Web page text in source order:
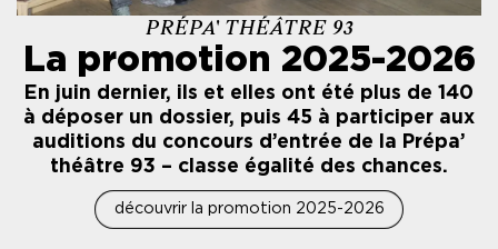
PRÉPA' THÉÂTRE 93
La promotion 2025-2026
En juin dernier, ils et elles ont été plus de 140
à déposer un dossier, puis 45 à participer aux
auditions du concours d’entrée de la Prépa’
théâtre 93 – classe égalité des chances.
découvrir la promotion 2025-2026